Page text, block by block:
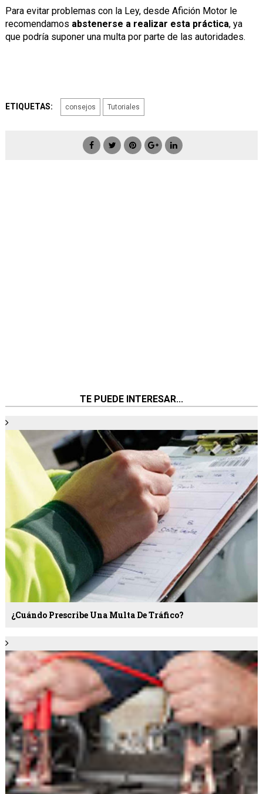
Para evitar problemas con la Ley, desde Afición Motor le
recomendamos abstenerse a realizar esta práctica, ya
que podría suponer una multa por parte de las autoridades.
ETIQUETAS: consejos Tutoriales
TE PUEDE INTERESAR...
¿Cuándo Prescribe Una Multa De Tráfico?